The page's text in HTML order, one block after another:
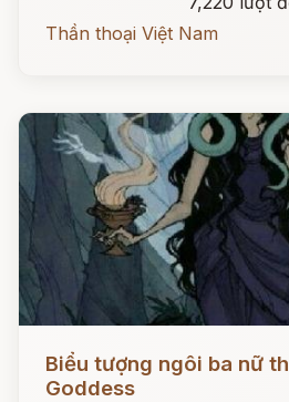
Thần thoại Việt Nam
Đọc ngay
Biểu tượng ngôi ba nữ
Goddess